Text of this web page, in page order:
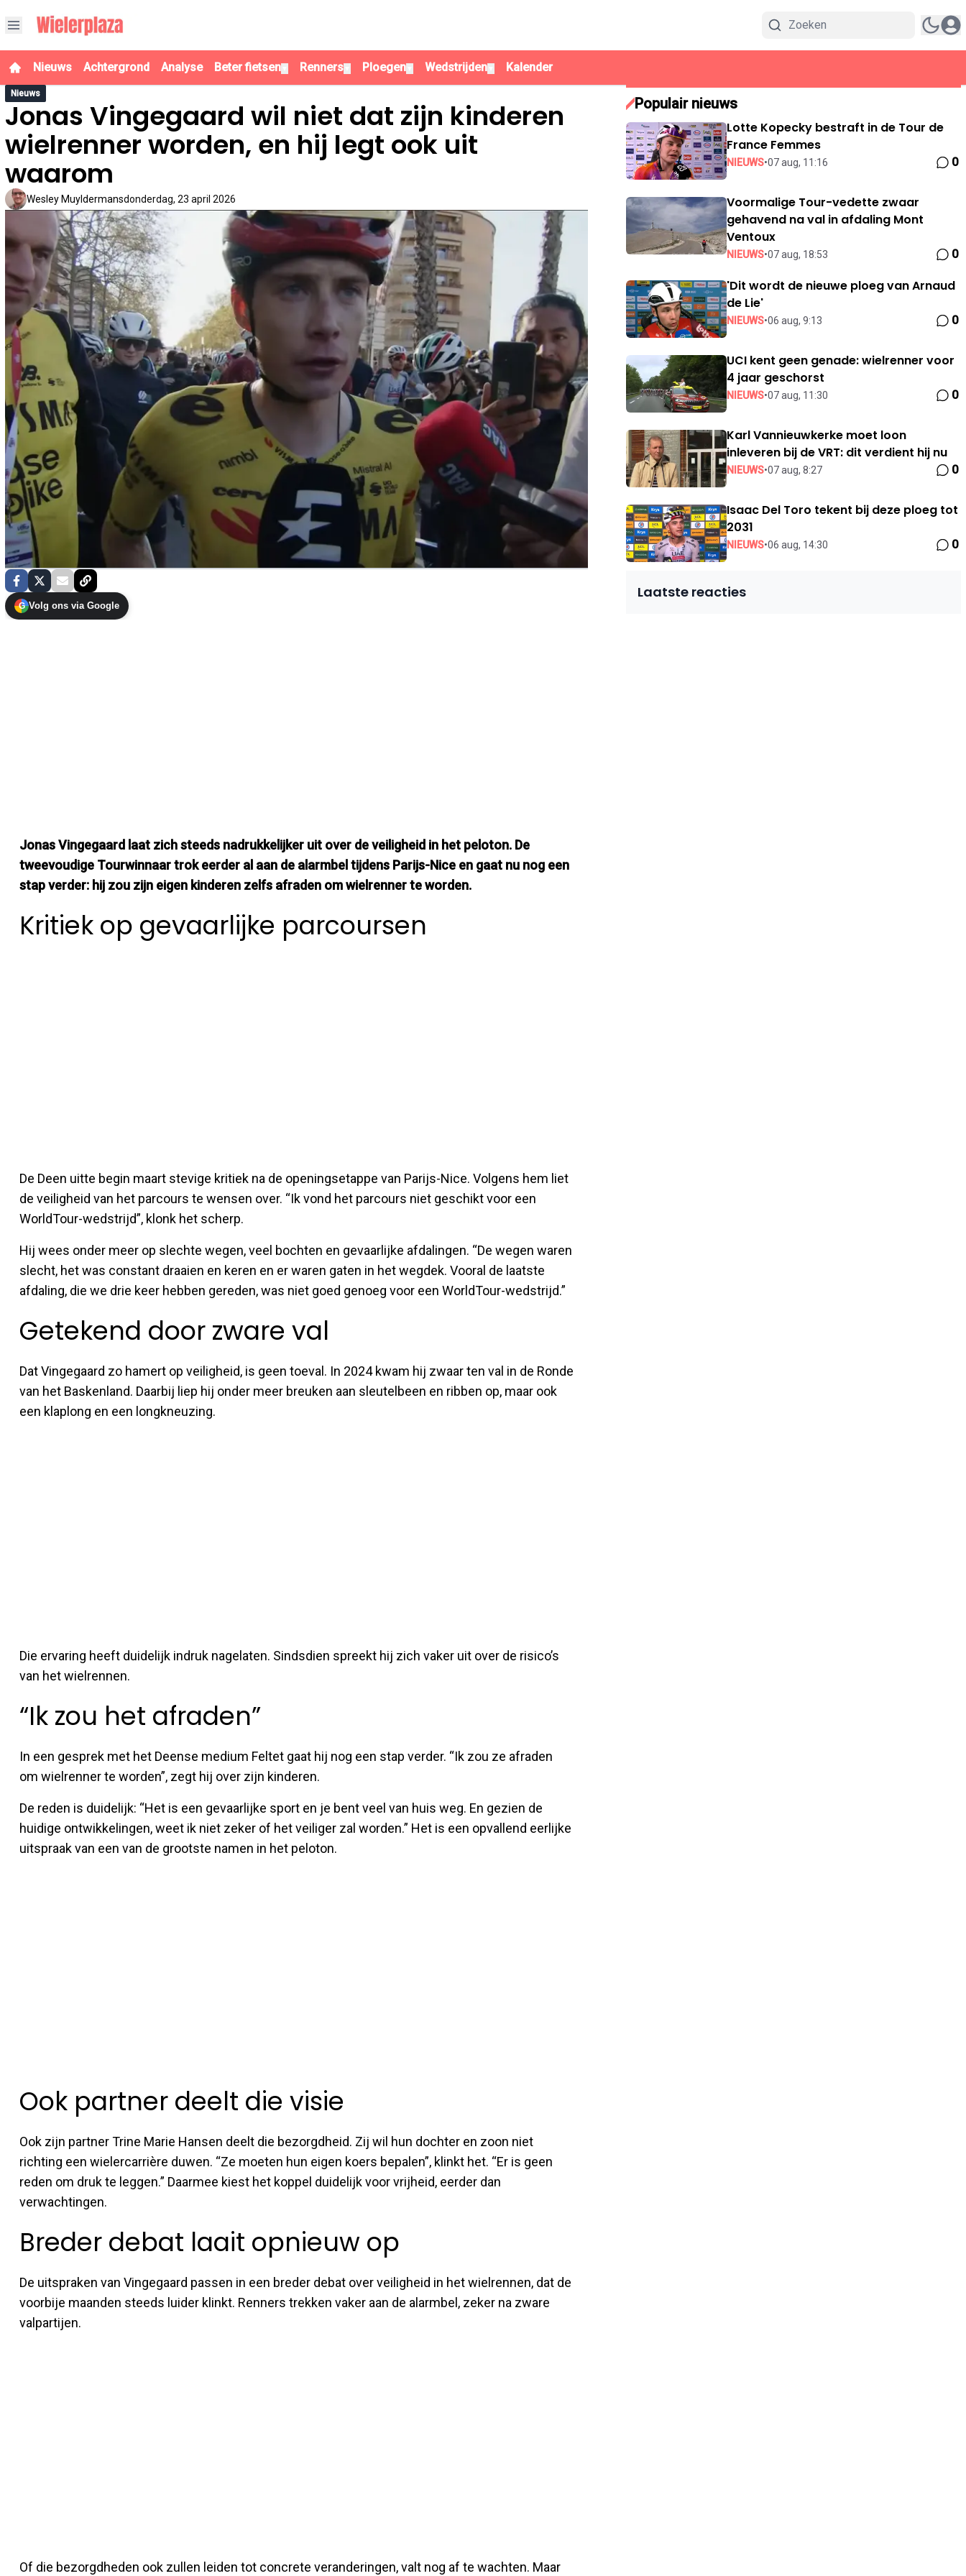
Nieuws Achtergrond Analyse Beter fietsen Renners Ploegen Wedstrijden Kalender
Nieuws
Jonas Vingegaard wil niet dat zijn kinderen
wielrenner worden, en hij legt ook uit
waarom
Wesley Muyldermansdonderdag, 23 april 2026
G Volg ons via Google
Jonas Vingegaard laat zich steeds nadrukkelijker uit over de veiligheid in het peloton. De
tweevoudige Tourwinnaar trok eerder al aan de alarmbel tijdens Parijs-Nice en gaat nu nog een
stap verder: hij zou zijn eigen kinderen zelfs afraden om wielrenner te worden.
Kritiek op gevaarlijke parcoursen
De Deen uitte begin maart stevige kritiek na de openingsetappe van Parijs-Nice. Volgens hem liet
de veiligheid van het parcours te wensen over. “Ik vond het parcours niet geschikt voor een
WorldTour-wedstrijd”, klonk het scherp.
Hij wees onder meer op slechte wegen, veel bochten en gevaarlijke afdalingen. “De wegen waren
slecht, het was constant draaien en keren en er waren gaten in het wegdek. Vooral de laatste
afdaling, die we drie keer hebben gereden, was niet goed genoeg voor een WorldTour-wedstrijd.”
Getekend door zware val
Dat Vingegaard zo hamert op veiligheid, is geen toeval. In 2024 kwam hij zwaar ten val in de Ronde
van het Baskenland. Daarbij liep hij onder meer breuken aan sleutelbeen en ribben op, maar ook
een klaplong en een longkneuzing.
Die ervaring heeft duidelijk indruk nagelaten. Sindsdien spreekt hij zich vaker uit over de risico’s
van het wielrennen.
“Ik zou het afraden”
In een gesprek met het Deense medium Feltet gaat hij nog een stap verder. “Ik zou ze afraden
om wielrenner te worden”, zegt hij over zijn kinderen.
De reden is duidelijk: “Het is een gevaarlijke sport en je bent veel van huis weg. En gezien de
huidige ontwikkelingen, weet ik niet zeker of het veiliger zal worden.” Het is een opvallend eerlijke
uitspraak van een van de grootste namen in het peloton.
Ook partner deelt die visie
Ook zijn partner Trine Marie Hansen deelt die bezorgdheid. Zij wil hun dochter en zoon niet
richting een wielercarrière duwen. “Ze moeten hun eigen koers bepalen”, klinkt het. “Er is geen
reden om druk te leggen.” Daarmee kiest het koppel duidelijk voor vrijheid, eerder dan
verwachtingen.
Breder debat laait opnieuw op
De uitspraken van Vingegaard passen in een breder debat over veiligheid in het wielrennen, dat de
voorbije maanden steeds luider klinkt. Renners trekken vaker aan de alarmbel, zeker na zware
valpartijen.
Of die bezorgdheden ook zullen leiden tot concrete veranderingen, valt nog af te wachten. Maar
Populair nieuws
Lotte Kopecky bestraft in de Tour de
France Femmes
NIEUWS•07 aug, 11:16 0
Voormalige Tour-vedette zwaar
gehavend na val in afdaling Mont
Ventoux
NIEUWS•07 aug, 18:53 0
'Dit wordt de nieuwe ploeg van Arnaud
de Lie'
NIEUWS•06 aug, 9:13 0
UCI kent geen genade: wielrenner voor
4 jaar geschorst
NIEUWS•07 aug, 11:30 0
Karl Vannieuwkerke moet loon
inleveren bij de VRT: dit verdient hij nu
NIEUWS•07 aug, 8:27 0
Isaac Del Toro tekent bij deze ploeg tot
2031
NIEUWS•06 aug, 14:30 0
Laatste reacties